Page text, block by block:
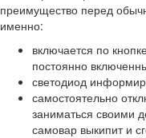
преимущество перед
именно:
включается по
постоянно
светодиод
самостоятельно
заниматься своими
самовар выкипит и